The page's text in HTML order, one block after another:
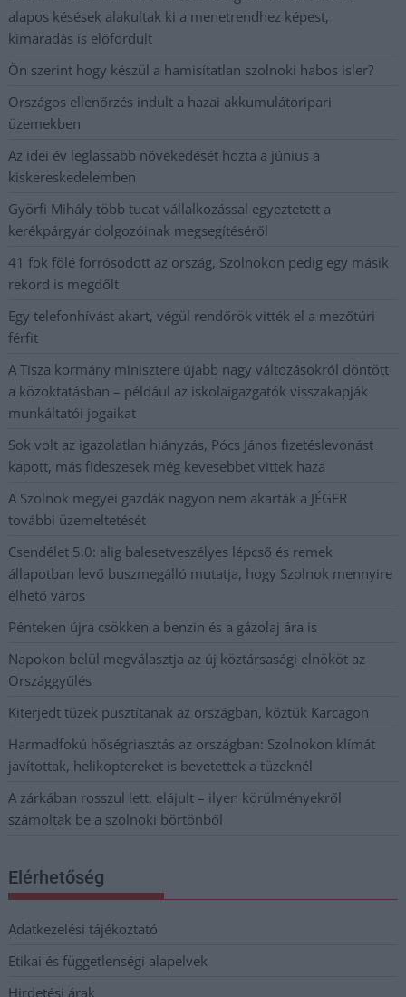
alapos késések alakultak ki a menetrendhez képest,
kimaradás is előfordult
Ön szerint hogy készül a hamisítatlan szolnoki habos isler?
Országos ellenőrzés indult a hazai akkumulátoripari
üzemekben
Az idei év leglassabb növekedését hozta a június a
kiskereskedelemben
Györfi Mihály több tucat vállalkozással egyeztetett a
kerékpárgyár dolgozóinak megsegítéséről
41 fok fölé forrósodott az ország, Szolnokon pedig egy másik
rekord is megdőlt
Egy telefonhívást akart, végül rendőrök vitték el a mezőtúri
férfit
A Tisza kormány minisztere újabb nagy változásokról döntött
a közoktatásban – például az iskolaigazgatók visszakapják
munkáltatói jogaikat
Sok volt az igazolatlan hiányzás, Pócs János fizetéslevonást
kapott, más fideszesek még kevesebbet vittek haza
A Szolnok megyei gazdák nagyon nem akarták a JÉGER
további üzemeltetését
Csendélet 5.0: alig balesetveszélyes lépcső és remek
állapotban levő buszmegálló mutatja, hogy Szolnok mennyire
élhető város
Pénteken újra csökken a benzin és a gázolaj ára is
Napokon belül megválasztja az új köztársasági elnököt az
Országgyűlés
Kiterjedt tüzek pusztítanak az országban, köztük Karcagon
Harmadfokú hőségriasztás az országban: Szolnokon klímát
javítottak, helikoptereket is bevetettek a tüzeknél
A zárkában rosszul lett, elájult – ilyen körülményekről
számoltak be a szolnoki börtönből
Elérhetőség
Adatkezelési tájékoztató
Etikai és függetlenségi alapelvek
Hirdetési árak